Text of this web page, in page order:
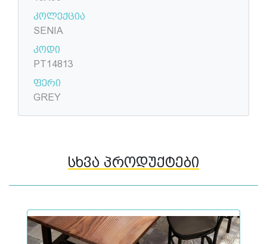
კოლექცია
SENIA
კოდი
PT14813
ფერი
GREY
სხვა პროდუქტები